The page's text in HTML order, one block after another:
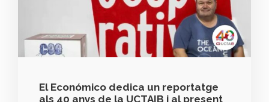
El Económico dedica un reportatge
als 40 anys de la UCTAIB i al present